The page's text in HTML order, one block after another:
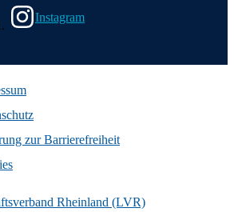
Instagram
Rheinland (LVR)
zur Barrierefreiheit